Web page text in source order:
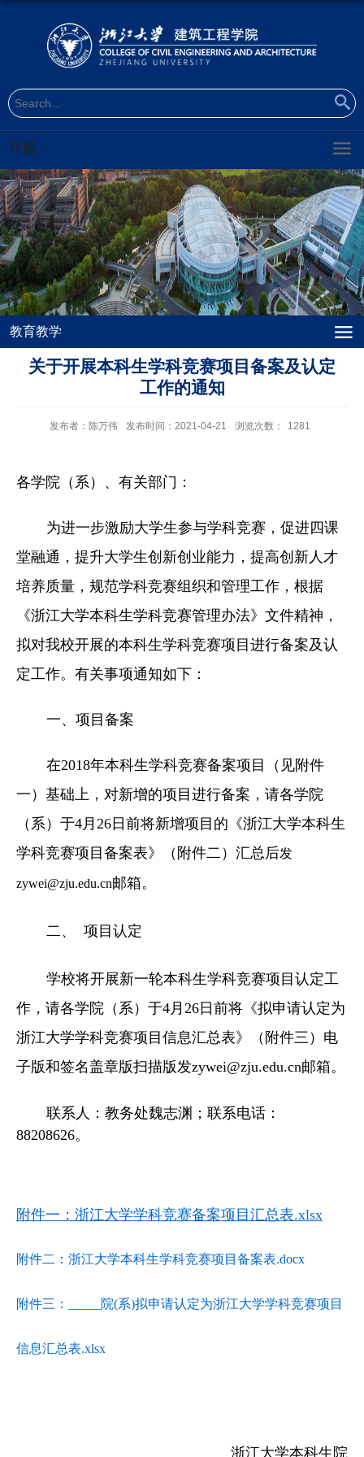
导航
教育教学
关于开展本科生学科竞赛项目备案及认定
工作的通知
发布者：陈万伟 发布时间：2021-04-21 浏览次数： 1281
各学院（系）、有关部门：
为进一步激励大学生参与学科竞赛，促进四课
堂融通，提升大学生创新创业能力，提高创新人才
培养质量，规范学科竞赛组织和管理工作，根据
《浙江大学本科生学科竞赛管理办法》文件精神，
拟对我校开展的本科生学科竞赛项目进行备案及认
定工作。有关事项通知如下：
一、 项目备案
在2018年本科生学科竞赛备案项目（见附件
一）基础上，对新增的项目进行备案，请各学院
（系）于4月26日前将新增项目的《浙江大学本科生
学科竞赛项目备案表》（附件二）汇总后发
zywei@zju.edu.cn邮箱。
二、 项目认定
学校将开展新一轮本科生学科竞赛项目认定工
作，请各学院（系）于4月26日前将《拟申请认定为
浙江大学学科竞赛项目信息汇总表》（附件三）电
子版和签名盖章版扫描版发zywei@zju.edu.cn邮箱。
联系人：教务处魏志渊；联系电话：
88208626。
附件一：浙江大学学科竞赛备案项目汇总表.xlsx
附件二：浙江大学本科生学科竞赛项目备案表.docx
附件三：_____院(系)拟申请认定为浙江大学学科竞赛项目
信息汇总表.xlsx
浙江大学本科生院